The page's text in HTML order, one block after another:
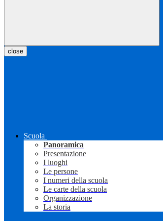
close
Scuola
Panoramica
Presentazione
I luoghi
Le persone
I numeri della scuola
Le carte della scuola
Organizzazione
La storia